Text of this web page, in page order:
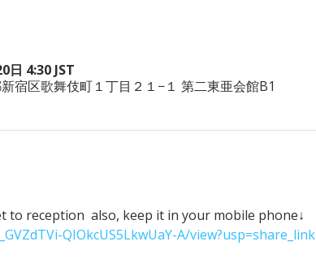
日 4:30 JST
宿区歌舞伎町１丁目２１−１ 第二東亜会館B1
reception  also, keep it in your mobile phone↓
QIOkcUS5LkwUaY-A/view?usp=share_link